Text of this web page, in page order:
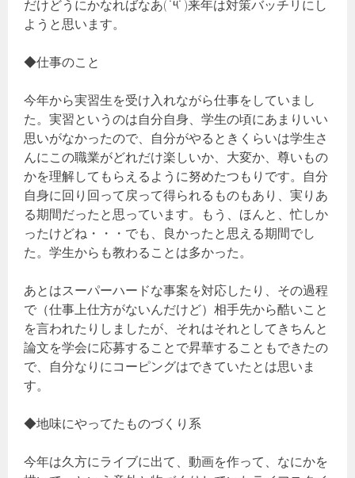
だけどうにかなればなあ( ˙༥˙ )来年は対策バッチリにし
ようと思います。
◆仕事のこと
今年から実習生を受け入れながら仕事をしていまし
た。実習というのは自分自身、学生の頃にあまりいい
思いがなかったので、自分がやるときくらいは学生さ
んにこの職業がどれだけ楽しいか、大変か、尊いもの
かを理解してもらえるように努めたつもりです。自分
自身に回り回って戻って得られるものもあり、実りあ
る期間だったと思っています。もう、ほんと、忙しか
ったけどね・・・でも、良かったと思える期間でし
た。学生からも教わることは多かった。
あとはスーパーハードな事案を対応したり、その過程
で（仕事上仕方がないんだけど）相手先から酷いこと
を言われたりしましたが、それはそれとしてきちんと
論文を学会に応募することで昇華することもできたの
で、自分なりにコーピングはできていたとは思いま
す。
◆地味にやってたものづくり系
今年は久方にライブに出て、動画を作って、なにかを